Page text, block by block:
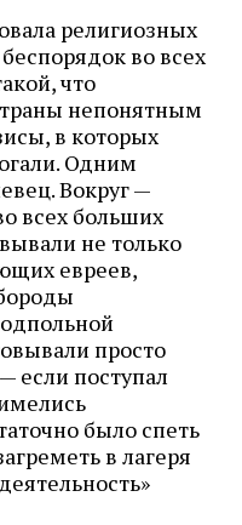
религиозных
во всех
что
непонятным
в которых
Одним
Вокруг —
всех больших
не только
евреев,
просто
если поступал
было спеть
в лагеря